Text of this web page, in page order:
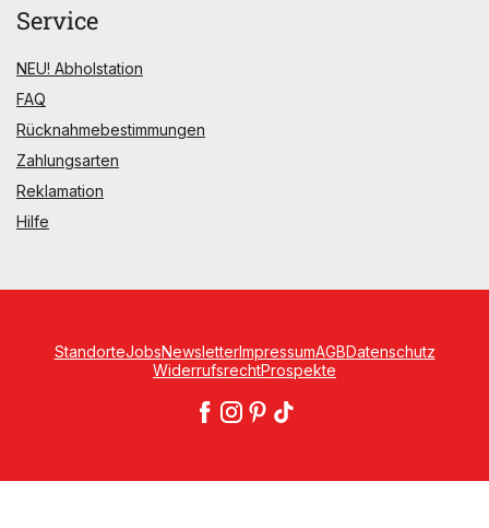
Service
NEU! Abholstation
FAQ
Rücknahmebestimmungen
Zahlungsarten
Reklamation
Hilfe
StandorteJobsNewsletterImpressumAGBDatenschutz
WiderrufsrechtProspekte